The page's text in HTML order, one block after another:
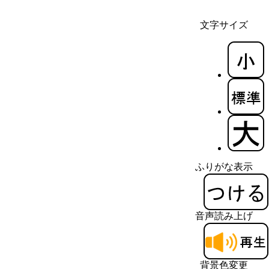
文字サイズ
ふりがな表示
音声読み上げ
背景色変更